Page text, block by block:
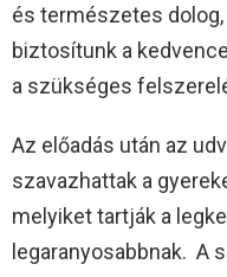
és természetes
biztosítunk a
a szükséges
Az előadás után az
szavazhattak a
melyiket tartják a
legaranyosabbnak. A